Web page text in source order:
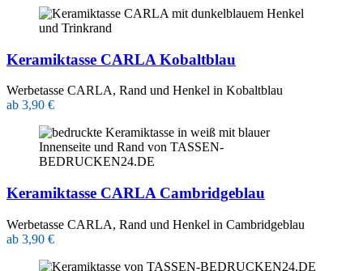
Keramiktasse CARLA Kobaltblau
Werbetasse CARLA, Rand und Henkel in Kobaltblau
ab 3,90 €
Keramiktasse CARLA Cambridgeblau
Werbetasse CARLA, Rand und Henkel in Cambridgeblau
ab 3,90 €